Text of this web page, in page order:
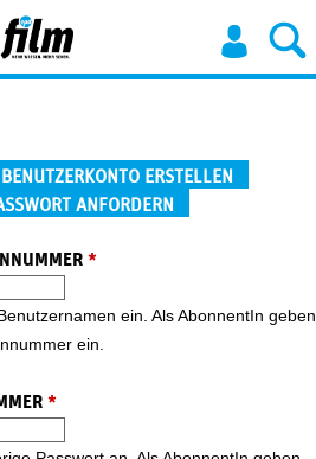
to Navigation
ERSTELLEN
ANFORDERN
*
ein. Als AbonnentIn geben
ein.
*